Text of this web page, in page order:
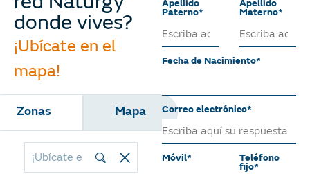
donde vives?
¡Ubícate en el
mapa!
Zonas Mapa
Apellido
Paterno*
Apellido
Materno*
Fecha de Nacimiento*
Correo electrónico*
Móvil*
Teléfono
fijo*